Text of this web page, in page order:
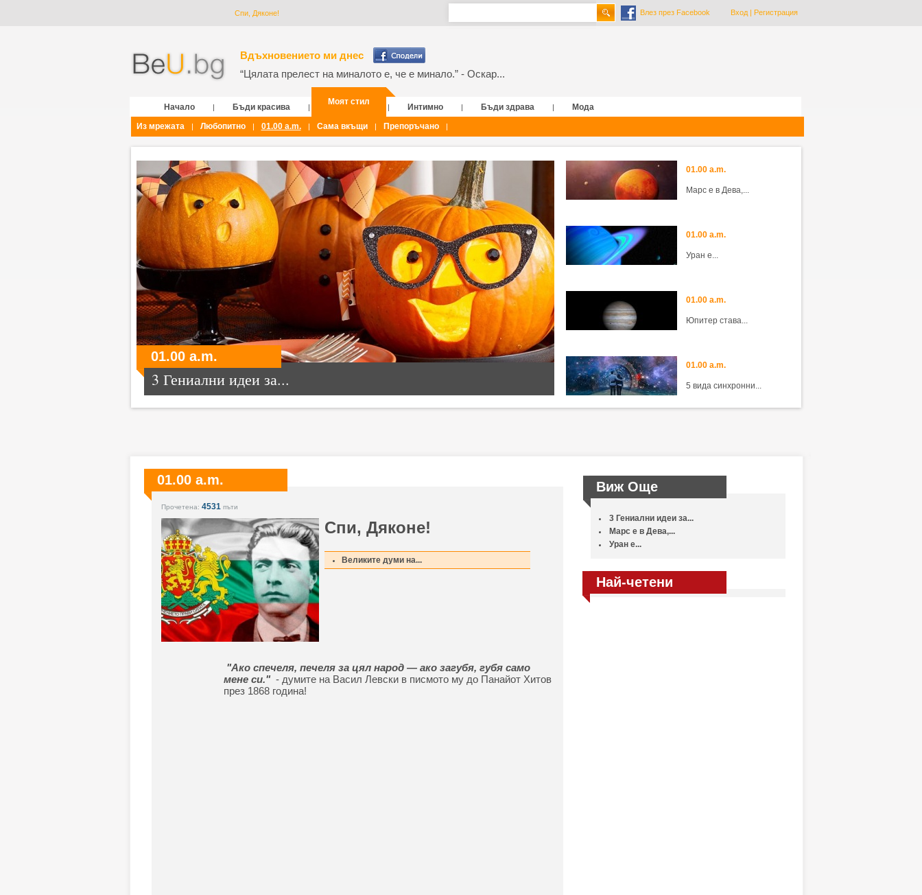
Спи, Дяконе! Влез през Facebook Вход| Регистрация
Вдъхновението ми днес
“Цялата прелест на миналото е, че е минало.” - Оскар...
Начало | Бъди красива |
Моят стил
| Интимно | Бъди здрава |
Мода
Из мрежата
| Любопитно | 01.00 a.m. | Сама вкъщи | Препоръчано |
01.00 a.m.
3 Гениални идеи за...
01.00 a.m.
Марс е в Дева,...
01.00 a.m.
Уран е...
01.00 a.m.
Юпитер става...
01.00 a.m.
5 вида синхронни...
01.00 a.m.
Прочетена: 4531 пъти
Спи, Дяконе!
Великите думи на...
"Ако спечеля, печеля за цял народ — ако загубя, губя само
мене си." - думите на Васил Левски в писмото му до Панайот Хитов
през 1868 година!
Виж Още
3 Гениални идеи за...
Марс е в Дева,...
Уран е...
Най-четени